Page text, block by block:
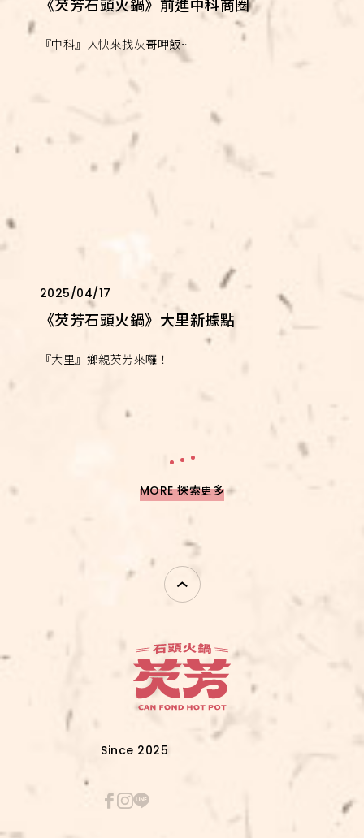
《芡芳石頭火鍋》前進中科商圈
『中科』人快來找灰哥呷飯~
2025/04/17
《芡芳石頭火鍋》大里新據點
『大里』鄉親芡芳來囉！
MORE 探索更多
Since 2025